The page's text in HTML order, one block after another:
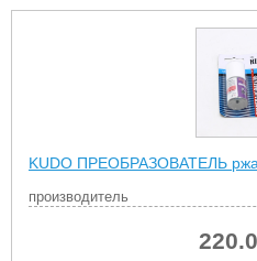
KUDO ПРЕОБРАЗОВАТЕЛЬ
производитель